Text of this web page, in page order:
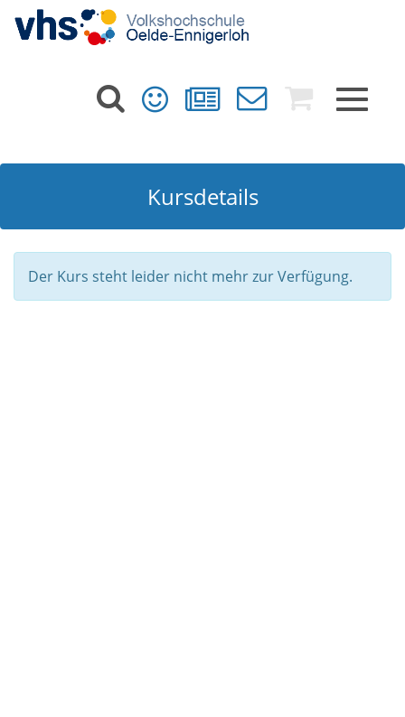
Toggle
Kursdetails
Der Kurs steht leider nicht mehr zur Verfügung.